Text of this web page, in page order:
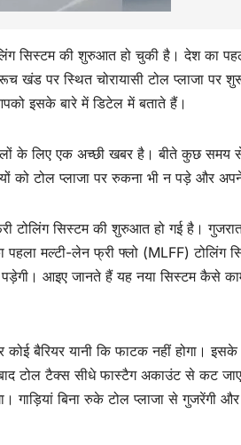
सिस्टम की शुरुआत हो चुकी है। देश का
पर स्थित चोरायासी टोल प्लाजा पर
इसके बारे में डिटेल में बताते हैं।
के लिए एक अच्छी खबर है। बीते कुछ समय
को टोल प्लाजा पर रुकना भी न पड़े
टोलिंग सिस्टम की शुरुआत हो गई है।
पहला मल्टी-लेन फ्री फ्लो (MLFF)
आइए जानते हैं यह नया सिस्टम कैसे
कोई बैरियर यानी कि फाटक नहीं होगा।
टोल टैक्स सीधे फास्टैग अकाउंट से कट
गाड़ियां बिना रुके टोल प्लाजा से गुजरेंगी